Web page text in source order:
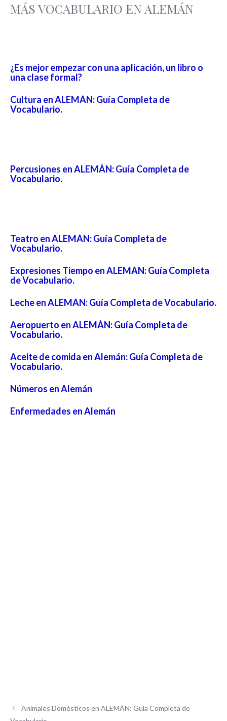
MÁS VOCABULARIO EN ALEMÁN
¿Es mejor empezar con una aplicación, un libro o
una clase formal?
Cultura en ALEMÁN: Guía Completa de
Vocabulario.
Percusiones en ALEMÁN: Guía Completa de
Vocabulario.
Teatro en ALEMÁN: Guía Completa de
Vocabulario.
Expresiones Tiempo en ALEMÁN: Guía Completa
de Vocabulario.
Leche en ALEMÁN: Guía Completa de Vocabulario.
Aeropuerto en ALEMÁN: Guía Completa de
Vocabulario.
Aceite de comida en Alemán: Guía Completa de
Vocabulario.
Números en Alemán
Enfermedades en Alemán
Animales Domésticos en ALEMÁN: Guía Completa de